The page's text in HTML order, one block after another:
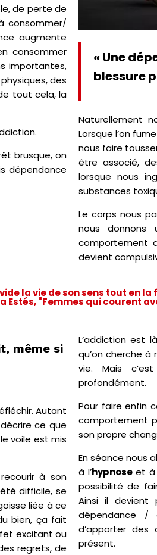
de perte de
consommer/
augmente
consommer
importantes,
des
tout cela, la
brusque, on
dépendance
« Une
blessure
Naturellement
Lorsque l’on
nous faire
être associé,
lorsque nous
substances
Le corps nous
nous
comportement
devient
la vie de son sens tout en
Estés, "Femmes qui courent
même si
Autant
ce que
voile est mis
à son
difficile, se
liée à ce
bien, ça fait
excitant ou
regrets, de
L’addiction est
qu’on cherche
vie. Mais
profondément.
Pour faire enfin
comportement
son propre
En séance nous
à l’hypnoseet à
possibilité de
Ainsi il devient
dépendance /
d’apporter
présent.